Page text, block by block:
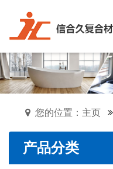
您的位置：主页
产品分类